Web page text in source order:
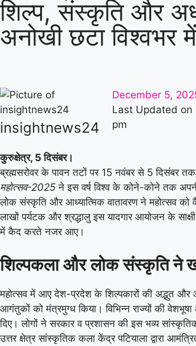
शिल्प, संस्कृति और
अनोखी छटा विश्वभर
insightnews24
December 5,
Last Updated on
pm
कुरुक्षेत्र, 5 दिसंबर।
ब्रह्मसरोवर के पावन तटों पर 15 नवंबर से 5 दिसंबर
महोत्सव-2025 ने इस वर्ष विश्व के कोने-कोने तक
लोक संस्कृति और आध्यात्मिक वातावरण ने महोत्सव को
लाखों पर्यटक और श्रद्धालु इस यादगार आयोजन के
में कैद करते नजर आए।
शिल्पकला और लोक संस्कृति ने
महोत्सव में आए देश-प्रदेश के शिल्पकारों की अद्भुत और
आगंतुकों को मंत्रमुग्ध किया। विभिन्न राज्यों की
दिए। लोगों ने सरकार व प्रशासन की इस भव्य
उत्तर क्षेत्र सांस्कृतिक कला केंद्र पटियाला द्वारा